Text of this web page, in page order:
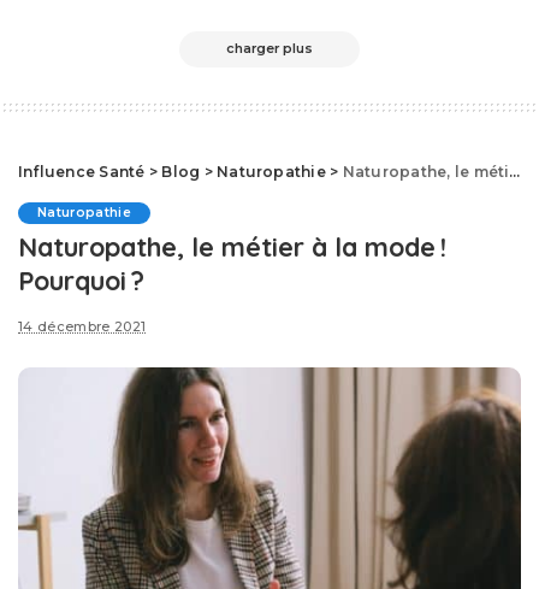
charger plus
Influence Santé > Blog > Naturopathie> Naturopathe, le métier à la mode ! Pourquoi ?
Naturopathie
Naturopathe, le métier à la mode !
Pourquoi ?
14 décembre 2021